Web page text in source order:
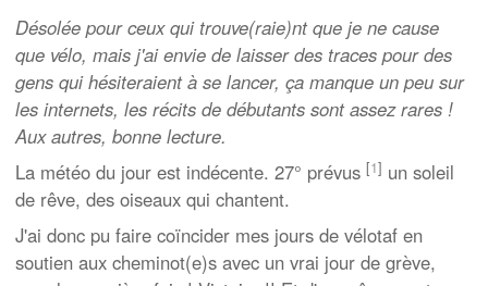
Désolée pour ceux qui trouve(raie)nt que je ne cause
que vélo, mais j'ai envie de laisser des traces pour des
gens qui hésiteraient à se lancer, ça manque un peu sur
les internets, les récits de débutants sont assez rares !
Aux autres, bonne lecture.
La météo du jour est indécente. 27° prévus [1] un soleil
de rêve, des oiseaux qui chantent.
J'ai donc pu faire coïncider mes jours de vélotaf en
soutien aux cheminot(e)s avec un vrai jour de grève,